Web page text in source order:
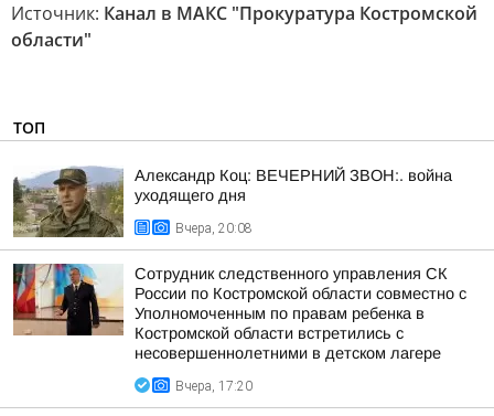
Источник: Канал в МАКС "Прокуратура Костромской
области"
ТОП
Александр Коц: ВЕЧЕРНИЙ ЗВОН:. война
уходящего дня
Вчера, 20:08
Сотрудник следственного управления СК
России по Костромской области совместно с
Уполномоченным по правам ребенка в
Костромской области встретились с
несовершеннолетними в детском лагере
Вчера, 17:20